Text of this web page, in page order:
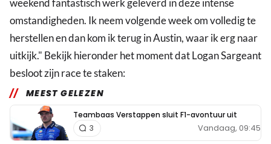
weekend fantastisch werk geleverd in deze intense
omstandigheden. Ik neem volgende week om volledig te
herstellen en dan kom ik terug in Austin, waar ik erg naar
uitkijk." Bekijk hieronder het moment dat Logan Sargeant
besloot zijn race te staken:
MEEST GELEZEN
Teambaas Verstappen sluit F1-avontuur uit
Vandaag, 09:45
3